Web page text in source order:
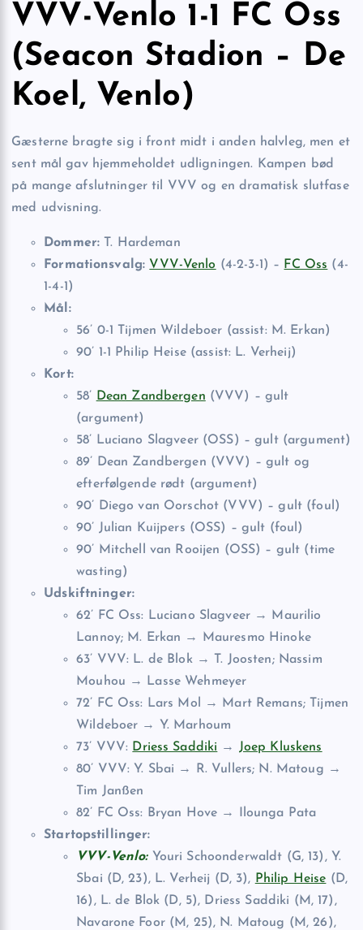
VVV-Venlo 1-1 FC Oss
(Seacon Stadion – De
Koel, Venlo)
Gæsterne bragte sig i front midt i anden halvleg, men et
sent mål gav hjemmeholdet udligningen. Kampen bød
på mange afslutninger til VVV og en dramatisk slutfase
med udvisning.
Dommer: T. Hardeman
Formationsvalg: VVV-Venlo (4-2-3-1) – FC Oss (4-
1-4-1)
Mål:
56’ 0-1 Tijmen Wildeboer (assist: M. Erkan)
90’ 1-1 Philip Heise (assist: L. Verheij)
Kort:
58’
Dean Zandbergen (VVV) – gult
(argument)
58’ Luciano Slagveer (OSS) – gult (argument)
89’ Dean Zandbergen (VVV) – gult og
efterfølgende rødt (argument)
90’ Diego van Oorschot (VVV) – gult (foul)
90’ Julian Kuijpers (OSS) – gult (foul)
90’ Mitchell van Rooijen (OSS) – gult (time
wasting)
Udskiftninger:
62’ FC Oss: Luciano Slagveer → Maurilio
Lannoy; M. Erkan → Mauresmo Hinoke
63’ VVV: L. de Blok → T. Joosten; Nassim
Mouhou → Lasse Wehmeyer
72’ FC Oss: Lars Mol → Mart Remans; Tijmen
Wildeboer → Y. Marhoum
73’ VVV: Driess Saddiki →
Joep Kluskens
80’ VVV: Y. Sbai → R. Vullers; N. Matoug →
Tim Janßen
82’ FC Oss: Bryan Hove → Ilounga Pata
Startopstillinger:
VVV-Venlo:Youri Schoonderwaldt (G, 13), Y.
Sbai (D, 23), L. Verheij (D, 3), Philip Heise (D,
16), L. de Blok (D, 5), Driess Saddiki (M, 17),
Navarone Foor (M, 25), N. Matoug (M, 26),